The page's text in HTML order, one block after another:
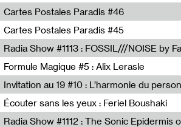
Raymond Engramer
Cartes Postales Paradis #46
Sarah Banville
Cartes Postales Paradis #45
Mateo Cuin
Wave Farm
Formule Magique #5 : Alix Lerasle
Nathalie Lacroix
Invitation au 19 #10 : L’harmonie du
19, CRAC
Écouter sans les yeux : Feriel Boushaki
Feriel Boushaki